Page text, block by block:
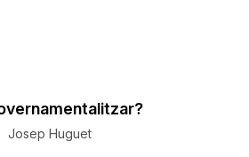
Josep Huguet